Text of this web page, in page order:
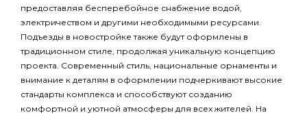
предоставляя бесперебойное снабжение водой,
электричеством и другими необходимыми ресурсами.
Подъезды в новостройке также будут оформлены в
традиционном стиле, продолжая уникальную концепцию
проекта. Современный стиль, национальные орнаменты и
внимание к деталям в оформлении подчеркивают высокие
стандарты комплекса и способствуют созданию
комфортной и уютной атмосферы для всех жителей. На